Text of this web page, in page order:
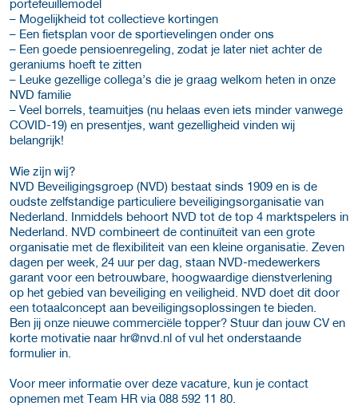
portefeuillemodel
– Mogelijkheid tot collectieve kortingen
– Een fietsplan voor de sportievelingen onder ons
– Een goede pensioenregeling, zodat je later niet achter de
geraniums hoeft te zitten
– Leuke gezellige collega’s die je graag welkom heten in onze
NVD familie
– Veel borrels, teamuitjes (nu helaas even iets minder vanwege
COVID-19) en presentjes, want gezelligheid vinden wij
belangrijk!
Wie zijn wij?
NVD Beveiligingsgroep (NVD) bestaat sinds 1909 en is de
oudste zelfstandige particuliere beveiligingsorganisatie van
Nederland. Inmiddels behoort NVD tot de top 4 marktspelers in
Nederland. NVD combineert de continuïteit van een grote
organisatie met de flexibiliteit van een kleine organisatie. Zeven
dagen per week, 24 uur per dag, staan NVD-medewerkers
garant voor een betrouwbare, hoogwaardige dienstverlening
op het gebied van beveiliging en veiligheid. NVD doet dit door
een totaalconcept aan beveiligingsoplossingen te bieden.
Ben jij onze nieuwe commerciële topper? Stuur dan jouw CV en
korte motivatie naar hr@nvd.nl of vul het onderstaande
formulier in.
Voor meer informatie over deze vacature, kun je contact
opnemen met Team HR via 088 592 11 80.